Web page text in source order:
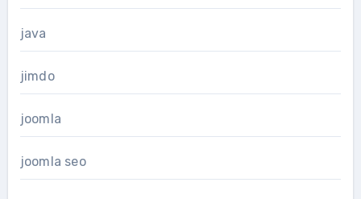
java
jimdo
joomla
joomla seo